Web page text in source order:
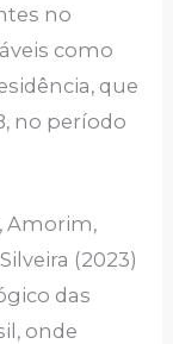
no
como
que
no período
Amorim,
(2023)
das
onde